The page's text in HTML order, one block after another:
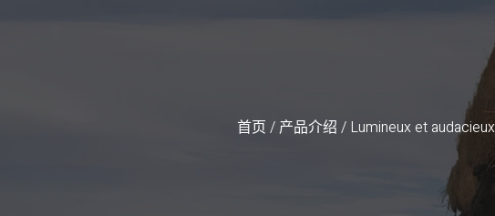
首页 /产品介绍 / Lumineux et